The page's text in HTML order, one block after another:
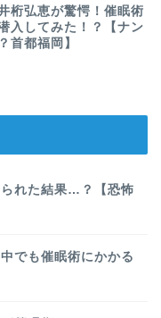
桁弘恵が驚愕！催眠術
入してみた！？【ナン
首都福岡】
れた結果…？【恐怖
でも催眠術にかかる